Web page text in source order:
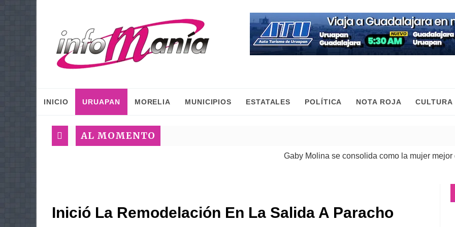
INICIO URUAPAN MORELIA MUNICIPIOS ESTATALES POLÍTICA NOTA ROJA CULTURA
AL MOMENTO
Gaby Molina se consolida como la mujer mejor
Inició La Remodelación En La Salida A Paracho